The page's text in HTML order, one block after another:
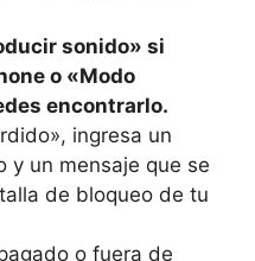
sonido»⁤ si
o «Modo
⁣encontrarlo.
‍ingresa un‍
y un mensaje que se
⁣de bloqueo de tu
o fuera ⁢de